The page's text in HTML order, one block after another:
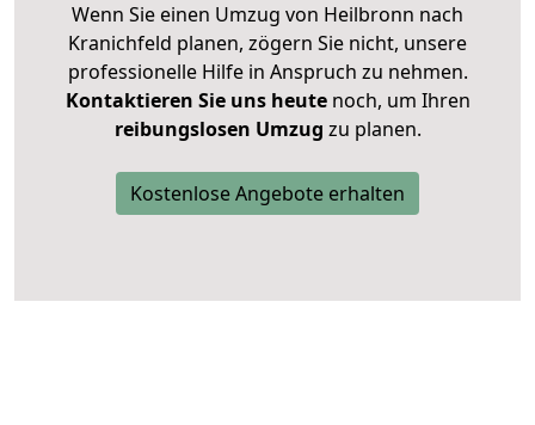
Wenn Sie einen Umzug von Heilbronn nach
Kranichfeld planen, zögern Sie nicht, unsere
professionelle Hilfe in Anspruch zu nehmen.
Kontaktieren Sie uns heutenoch, um Ihren
reibungslosen Umzug zu planen.
Kostenlose Angebote erhalten